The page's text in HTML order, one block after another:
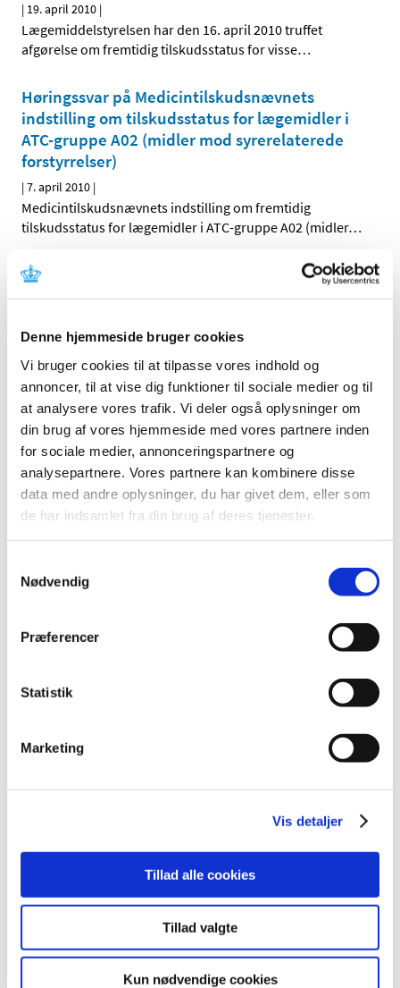
Denne hjemmeside bruger cookies
Vi bruger cookies til at tilpasse vores indhold og
annoncer, til at vise dig funktioner til sociale medier og til
at analysere vores trafik. Vi deler også oplysninger om
din brug af vores hjemmeside med vores partnere inden
for sociale medier, annonceringspartnere og
analysepartnere. Vores partnere kan kombinere disse
data med andre oplysninger, du har givet dem, eller som
de har indsamlet fra din brug af deres tjenester.
Nødvendig
Præferencer
Statistik
Marketing
Vis detaljer
Tillad alle cookies
Tillad valgte
Kun nødvendige cookies
| 19. april 2010 |
Lægemiddelstyrelsen har den 16. april 2010 truffet
afgørelse om fremtidig tilskudsstatus for visse…
Høringssvar på Medicintilskudsnævnets
indstilling om tilskudsstatus for lægemidler i
ATC-gruppe A02 (midler mod syrerelaterede
forstyrrelser)
|7. april 2010 |
Medicintilskudsnævnets indstilling om fremtidig
tilskudsstatus for lægemidler i ATC-gruppe A02 (midler…
Høring over Medicintilskudsnævnets
indstilling til tilskudsstatus for lægemidler i
II antagonister og reninhæmmere)
|31. marts 2010|
Medicintilskudsnævnet har på Lægemiddelstyrelsens
foranledning revurderet tilskudsstatus for lægemidler i…
Lægemiddelstyrelsen indleder ad hoc
revurdering af tilskudsstatus i ATC–gruppe
C09C, C09D og C09X
|12. marts 2010|
En lang række lægemiddelvirksomheder har den 8. marts
2023 (18)
2019 (41)
2017 (36)
2015 (31)